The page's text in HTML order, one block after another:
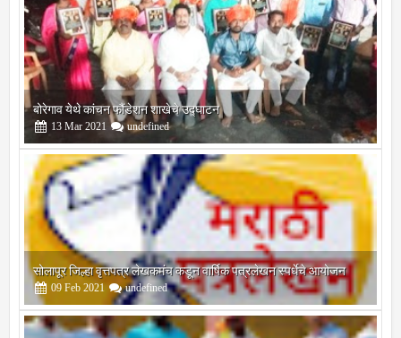
बोरेगाव येथे कांचन फौंडेशन शाखेचे उद्घाटन
13 Mar 2021 undefined
सोलापूर जिल्हा वृत्तपत्र लेखकमंच कडून वार्षिक पत्रलेखन स्पर्धेचे आयोजन
09 Feb 2021 undefined